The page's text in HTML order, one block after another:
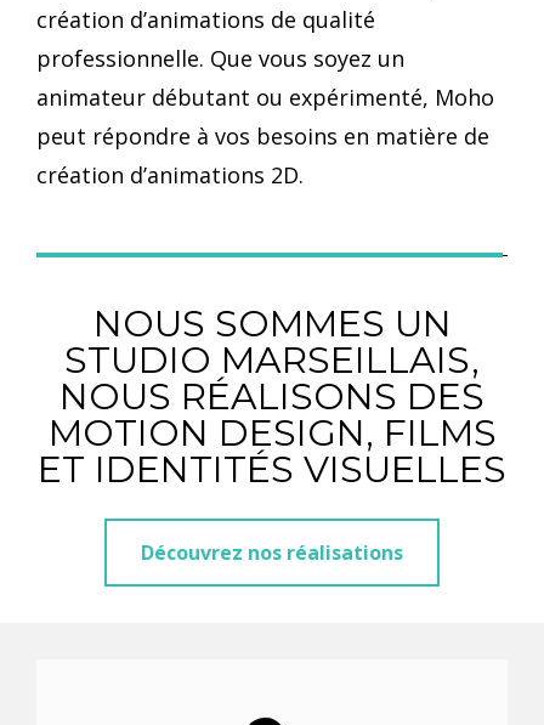
création d’animations de qualité
professionnelle. Que vous soyez un
animateur débutant ou expérimenté, Moho
peut répondre à vos besoins en matière de
création d’animations 2D.
NOUS SOMMES UN
STUDIO MARSEILLAIS,
NOUS RÉALISONS DES
MOTION DESIGN, FILMS
ET IDENTITÉS VISUELLES
Découvrez nos réalisations